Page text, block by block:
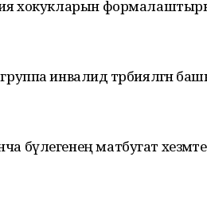
хокукларын
инвалид тәрбияләгән
бүлегенең матбугат